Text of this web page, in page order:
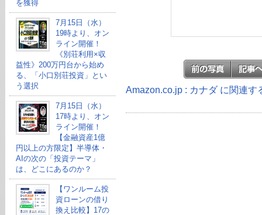
を獲得
7月15日（水）
19時より、オン
ライン開催！
《別荘利用×収
益性》200万円台から始め
る、「小口別荘投資」とい
う選択
7月15日（水）
17時より、オン
ライン開催！
【金融資産1億
円以上の方限定】半導体・
AIの次の「投資テーマ」
は、どこにあるのか？
【ワンルーム投
資ローンの借り
換え比較】17の
Amazon.co.jp : カナダ に関連す